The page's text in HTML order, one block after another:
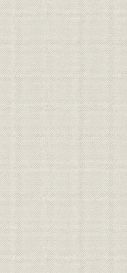
各社の資産再評価実施状況
昭和25年
29年(1954
各社の資本金の推移および株主
の異動
昭和23年
30年(1955
四国林業(株)主な株主(1,000株
以降)
昭和27年
東邦農林(株)株主名簿 昭和26年
住友林業発足時の株主構成 昭和30年
平賀五郎 [昭和27年
わが国経済の戦前に対する回復
水準
昭和9年
(1936年)
家庭電化製品の普及率
昭和32年
(1981年)